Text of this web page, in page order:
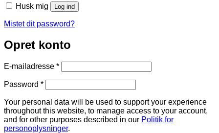
Husk mig Log ind
Mistet dit password?
Opret konto
E-mailadresse *Påkrævet
Password *Påkrævet
Your personal data will be used to support your experience
throughout this website, to manage access to your account,
and for other purposes described in our Politik for
personoplysninger.